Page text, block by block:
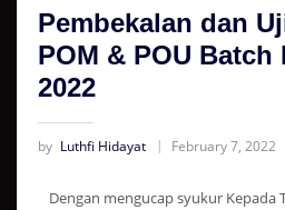
Pembekalan dan
POM & POU Batch
2022
by Luthfi Hidayat February 7, 2022
Dengan mengucap syukur Kepada